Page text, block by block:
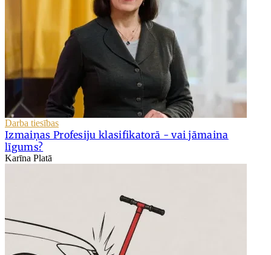
Darba tiesības
Izmaiņas Profesiju klasifikatorā - vai jāmaina
līgums?
Karīna Platā